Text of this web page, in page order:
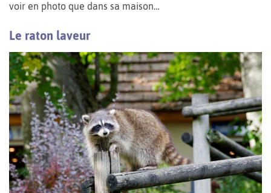
voir en photo que dans sa maison…
Le raton laveur